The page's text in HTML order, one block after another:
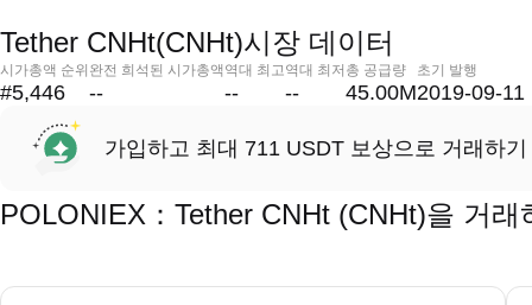
Tether CNHt(CNHt)시장 데이터
시가총액 순위
#5,446
완전 희석된 시가총액
--
역대 최고
--
역대 최저
--
총 공급량
45.00M
초기 발행
2019-09-11
가입하고 최대 711 USDT 보상으로 거래하기
POLONIEX：Tether CNHt (CNHt)을 거